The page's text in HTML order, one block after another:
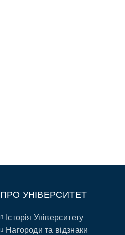
ПРО УНІВЕРСИТЕТ
Історія Університету
Нагороди та відзнаки